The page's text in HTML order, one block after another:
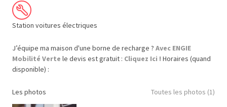
Station voitures électriques
J’équipe ma maison d'une borne de recharge ? Avec ENGIE
Mobilité Verte le devis est gratuit : Cliquez Ici ! Horaires (quand
disponible) :
Les photos Toutes les photos (1)